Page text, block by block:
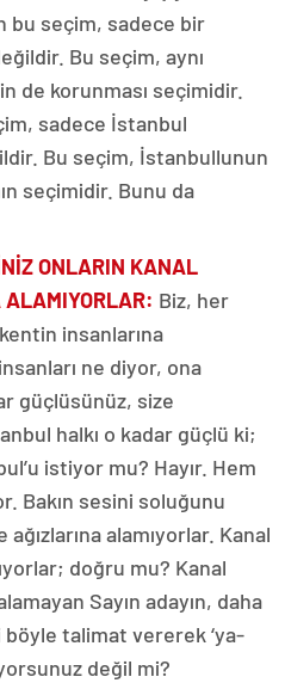
bu seçim, sadece bir
Bu seçim, aynı
de korunması seçimidir.
sadece İstanbul
Bu seçim, İstanbullunun
seçimidir. Bunu da
ONLARIN KANAL
ALAMIYORLAR: Biz, her
insanlarına
ne diyor, ona
güçlüsünüz, size
halkı o kadar güçlü ki;
istiyor mu? Hayır. Hem
Bakın sesini soluğunu
alamıyorlar. Kanal
doğru mu? Kanal
Sayın adayın, daha
talimat vererek ‘ya-
değil mi?